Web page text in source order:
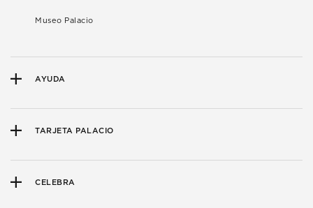
Museo Palacio
AYUDA
TARJETA PALACIO
CELEBRA